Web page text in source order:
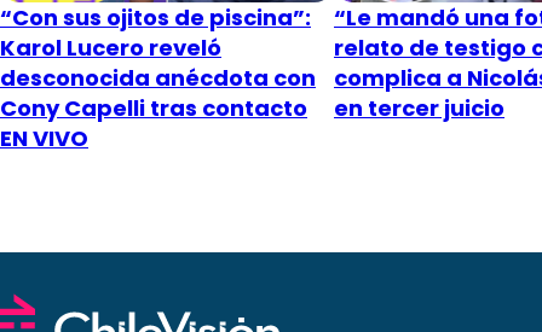
“Con sus ojitos de piscina”:
Karol Lucero reveló
desconocida anécdota con
Cony Capelli tras contacto
EN VIVO
“Le mandó una
relato de testigo
complica a
en tercer juicio